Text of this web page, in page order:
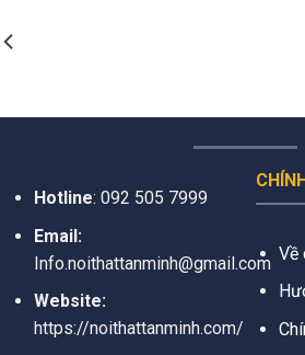
Hotline: 092 505 7999
Email:
Info.noithattanminh@gmail.com
Website:
https://noithattanminh.com/
Về